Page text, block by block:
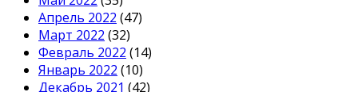
Апрель 2022 (47)
Март 2022 (32)
Февраль 2022 (14)
Январь 2022 (10)
Декабрь 2021 (42)